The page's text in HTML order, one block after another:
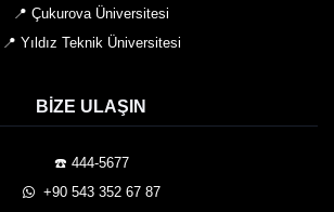
📍 Çukurova Üniversitesi
📍 Yıldız Teknik Üniversitesi
BIZE ULAŞIN
☎️ 444-5677
️ +90 543 352 67 87